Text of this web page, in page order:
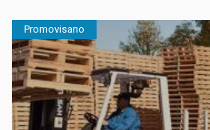
Promovisano